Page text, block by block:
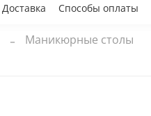
Доставка Способы оплаты
Маникюрные столы